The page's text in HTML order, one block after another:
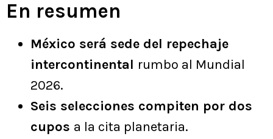
En resumen
México será sede del repechaje
intercontinental rumbo al Mundial
2026.
Seis selecciones compiten por dos
cupos a la cita planetaria.